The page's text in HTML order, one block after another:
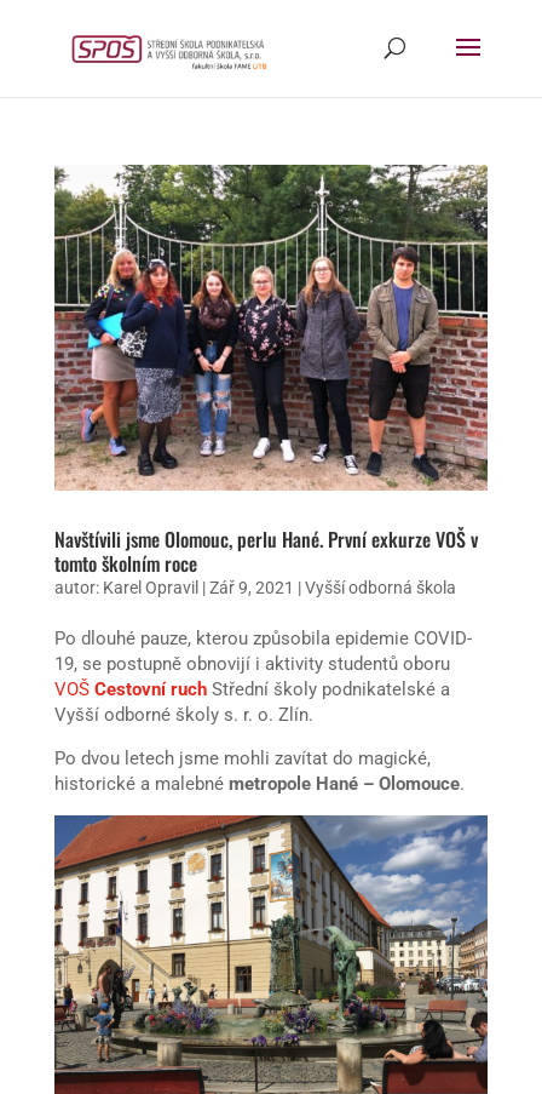
Navštívili jsme Olomouc, perlu Hané. První exkurze VOŠ v
tomto školním roce
autor: Karel Opravil |Zář 9, 2021 |Vyšší odborná škola
Po dlouhé pauze, kterou způsobila epidemie COVID-
19, se postupně obnovijí i aktivity studentů oboru
VOŠ Cestovní ruchStřední školy podnikatelské a
Vyšší odborné školy s. r. o. Zlín.
Po dvou letech jsme mohli zavítat do magické,
historické a malebné metropole Hané – Olomouce.